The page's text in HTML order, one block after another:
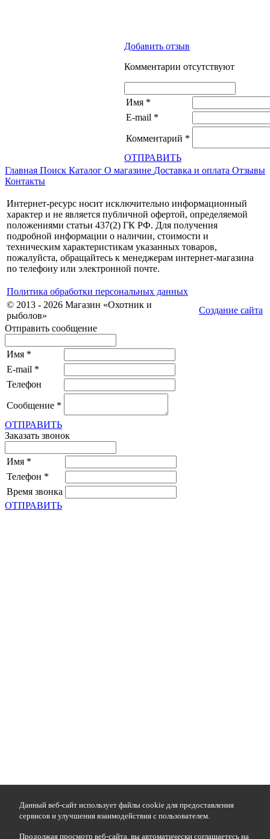
Добавить отзыв
Комментарии отсутствуют
Имя *
E-mail *
Комментарий *
ОТПРАВИТЬ
Главная Поиск Каталог О магазине Доставка и оплата Отзывы
Контакты
Интернет-ресурс носит исключительно информационный
характер и не является публичной офертой, определяемой
положениями статьи 437(2) ГК РФ. Для получения
подробной информации о наличии, стоимости и
техническим характеристикам указанных товаров,
пожалуйста, обращайтесь к менеджерам интернет-магазина
по телефону или электронной почте.
Политика обработки персональных данных
© 2013 - 2026 Магазин «Охотник и
рыболов»
Создание сайта
Отправить сообщение
Имя *
E-mail *
Телефон
Сообщение *
ОТПРАВИТЬ
Заказать звонок
Имя *
Телефон *
Время звонка
ОТПРАВИТЬ
Данный веб-сайт использует файлы cookie для предоставления
сервисов и улучшения взаимодействия с пользователем.
Продолжая просмотр веб-сайта, вы автоматически соглашаетесь на